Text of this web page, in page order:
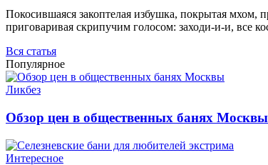
Покосившаяся закоптелая избушка, покрытая мхом,
приговаривая скрипучим голосом: заходи-и-и, все
Вся статья
Популярное
Ликбез
Обзор цен в общественных банях Москвы
Интересное